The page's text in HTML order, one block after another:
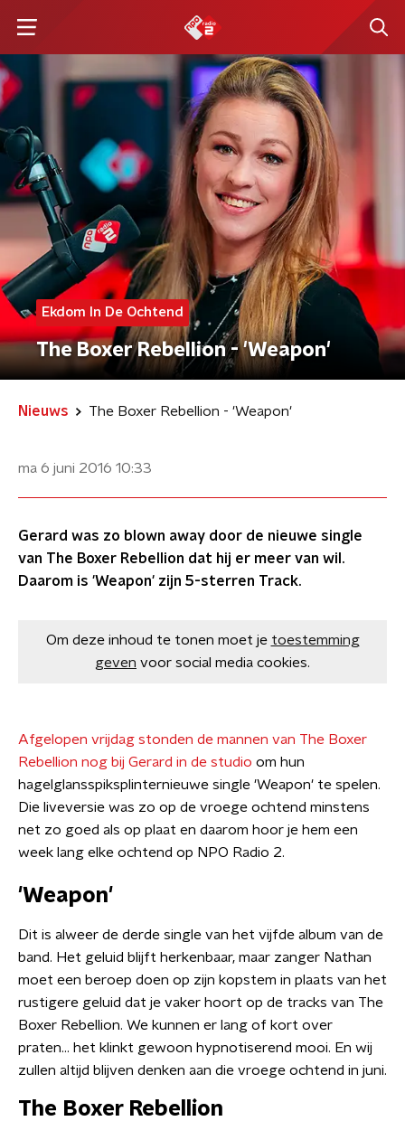
Ekdom In De Ochtend
The Boxer Rebellion - 'Weapon'
Nieuws The Boxer Rebellion - 'Weapon'
ma 6 juni 2016 10:33
Gerard was zo blown away door de nieuwe single
van The Boxer Rebellion dat hij er meer van wil.
Daarom is 'Weapon' zijn 5-sterren Track.
Om deze inhoud te tonen moet je toestemming
geven voor social media cookies.
Afgelopen vrijdag stonden de mannen van The Boxer
Rebellion nog bij Gerard in de studio om hun
hagelglansspiksplinternieuwe single 'Weapon' te spelen.
Die liveversie was zo op de vroege ochtend minstens
net zo goed als op plaat en daarom hoor je hem een
week lang elke ochtend op NPO Radio 2.
'Weapon'
Dit is alweer de derde single van het vijfde album van de
band. Het geluid blijft herkenbaar, maar zanger Nathan
moet een beroep doen op zijn kopstem in plaats van het
rustigere geluid dat je vaker hoort op de tracks van The
Boxer Rebellion. We kunnen er lang of kort over
praten... het klinkt gewoon hypnotiserend mooi. En wij
zullen altijd blijven denken aan die vroege ochtend in juni.
The Boxer Rebellion